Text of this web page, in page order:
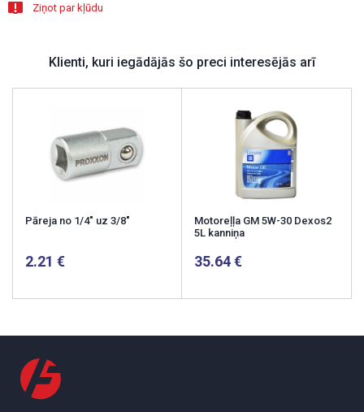
Ziņot par kļūdu
Klienti, kuri iegādājās šo preci interesējās arī
Pāreja no 1/4" uz 3/8"
2.21
Motoreļļa GM 5W-30 Dexos2
5L kanniņa
35.64